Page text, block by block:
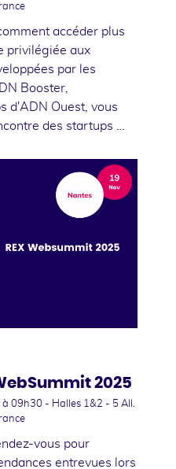
accéder plus
privilégiée aux
par les
Booster,
d'ADN Ouest, vous
des startups …
2025
09h30 - Halles 1&2 - 5 All.
vous pour
entrevues lors